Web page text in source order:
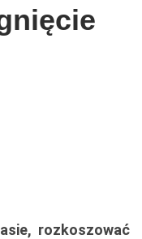
rozkoszować